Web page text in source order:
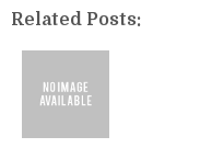
Related Posts: